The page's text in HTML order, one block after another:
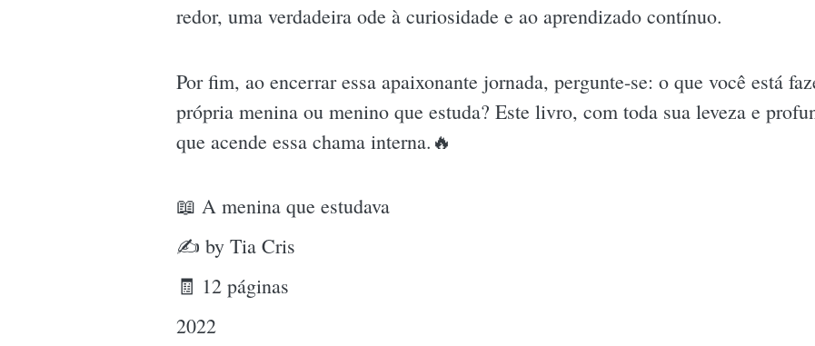
redor, uma verdadeira ode à curiosidade e ao aprendizado contínuo.
Por fim, ao encerrar essa apaixonante jornada, pergunte-se: o que você está
própria menina ou menino que estuda? Este livro, com toda sua leveza e
que acende essa chama interna.🔥
📖 A menina que estudava
✍ by Tia Cris
🧾 12 páginas
2022